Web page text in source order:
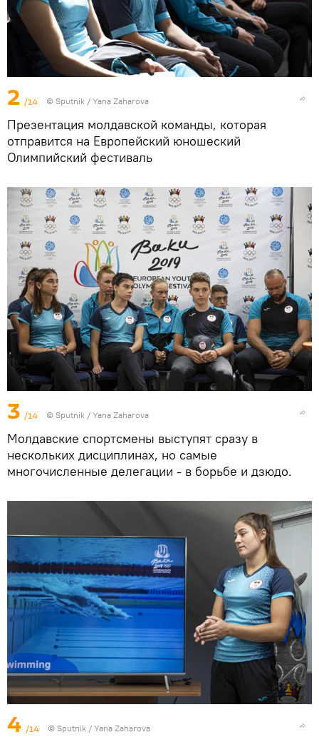
2 /14 © Sputnik / Yana Zaharova
Презентация молдавской команды, которая
отправится на Европейский юношеский
Олимпийский фестиваль
3 /14 © Sputnik / Yana Zaharova
Молдавские спортсмены выступят сразу в
нескольких дисциплинах, но самые
многочисленные делегации - в борьбе и дзюдо.
4 /14 © Sputnik / Yana Zaharova